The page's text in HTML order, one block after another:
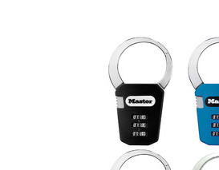
VER DETALLES
Añadir a la lista de